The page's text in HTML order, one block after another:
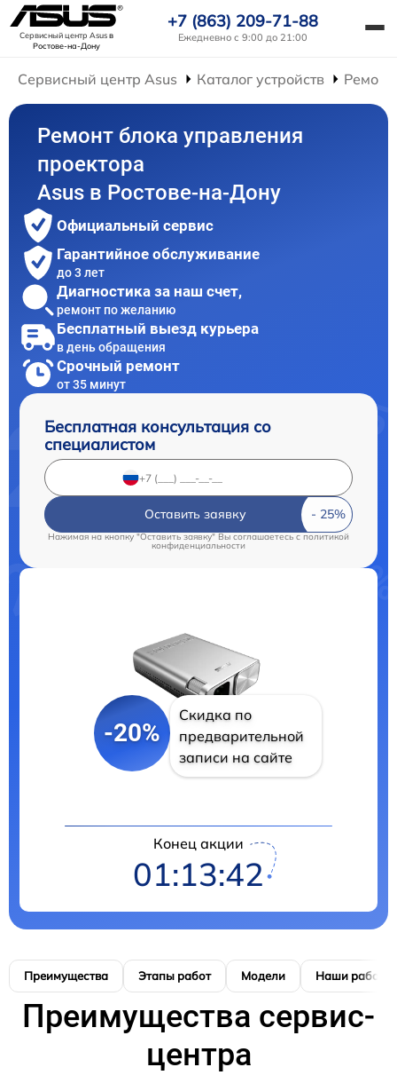
Сервисный центр Asusв
Ростове-на-Дону
+7 (863) 209-71-88
Ежедневно с 9:00 до 21:00
Сервисный центр Asus Каталог устройств
Ремонт блока управления
проектора
Asus в Ростове-на-Дону
Официальный сервис
Гарантийное обслуживание
до 3 лет
Диагностика за наш счет,
ремонт по желанию
Бесплатный выезд курьера
в день обращения
Срочный ремонт
от 35 минут
Бесплатная консультация со
специалистом
Оставить заявку
Нажимая на кнопку "Оставить заявку" Вы соглашаетесь c политикой
конфиденциальности
-20%
Скидка по
предварительной
записи на сайте
Конец акции
01:13:42
Преимущества Этапы работ Модели Наши работы
Преимущества сервис-
центра